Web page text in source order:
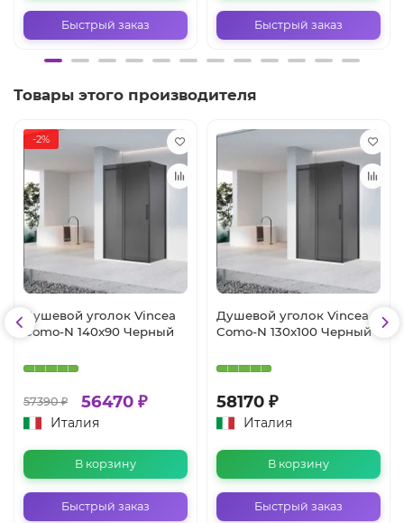
Быстрый заказ Быстрый заказ
Товары этого производителя
-2%
Душевой уголок Vincea
Como-N 140x90 Черный
57390 ₽ 56470 ₽
Италия
В корзину
Быстрый заказ
Душевой уголок Vincea
Como-N 130x100 Черный
58170 ₽
Италия
В корзину
Быстрый заказ